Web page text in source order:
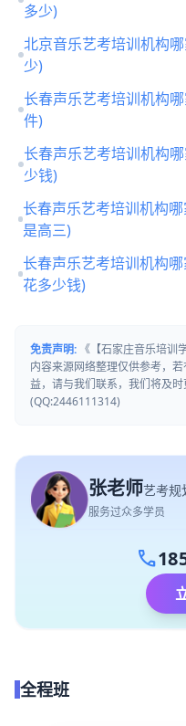
多少)
北京音乐艺考培训机构
少)
长春声乐艺考培训机构
件)
长春声乐艺考培训机构
少钱)
长春声乐艺考培训机构
是高三)
长春声乐艺考培训机构
花多少钱)
免责声明: 《【石家庄音乐培训
内容来源网络整理仅供参考，
益，请与我们联系，我们将及时
(QQ:2446111314)
张老师艺考规
服务过众多学员
call
全程班